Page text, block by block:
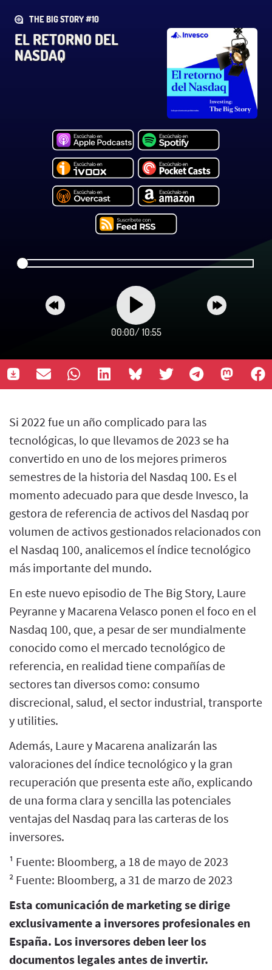
THE BIG STORY #10
EL RETORNO DEL
NASDAQ
00:00/ 10:55
Si 2022 fue un año complicado para las
tecnológicas, lo que llevamos de 2023 se ha
convertido en uno de los mejores primeros
semestres de la historia del Nasdaq 100. Es el
momento adecuado para que desde Invesco, la
gestora de referencia de activos del Nasdaq por
volumen de activos gestionados relacionados con
el Nasdaq 100, analicemos el índice tecnológico
más importante del mundo.
En este nuevo episodio de The Big Story, Laure
Peyranne y Macarena Velasco ponen el foco en el
Nasdaq 100, que, a pesar de ser mundialmente
conocido como el mercado tecnológico de
referencia, en realidad tiene compañías de
sectores tan diversos como: consumo
discrecional, salud, el sector industrial, transporte
y utilities.
Además, Laure y Macarena analizarán las
valoraciones del índice tecnológico y la gran
recuperación que presenta este año, explicando
de una forma clara y sencilla las potenciales
ventajas del Nasdaq para las carteras de los
inversores.
¹ Fuente: Bloomberg, a 18 de mayo de 2023
² Fuente: Bloomberg, a 31 de marzo de 2023
Esta comunicación de marketing se dirige
exclusivamente a inversores profesionales en
España. Los inversores deben leer los
documentos legales antes de invertir.